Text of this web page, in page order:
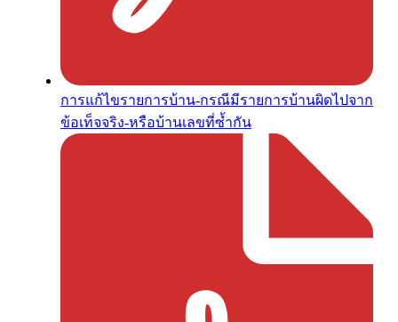
การแก้ไขรายการบ้าน-กรณีมีรายการบ้านผิดไปจาก
ข้อเท็จจริง-หรือบ้านเลขที่ซ้ำกัน